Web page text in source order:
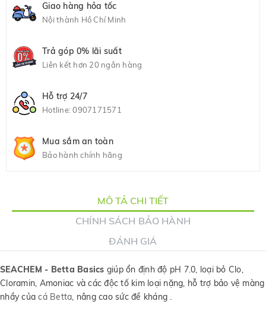
Giao hàng hỏa tốc
Nội thành Hồ Chí Minh
Trả góp 0% lãi suất
Liên kết hơn 20 ngân hàng
Hỗ trợ 24/7
Hotline:0907171571
Mua sắm an toàn
Bảo hành chính hãng
MÔ TẢ CHI TIẾT
CHÍNH SÁCH BẢO HÀNH
ĐÁNH GIÁ
SEACHEM - Betta Basics giúp ổn định độ pH 7.0, loại bỏ Clo,
Cloramin, Amoniac và các độc tố kim loại nặng, hỗ trợ bảo vệ màng
nhầy củacá Betta, nâng cao sức đề kháng .